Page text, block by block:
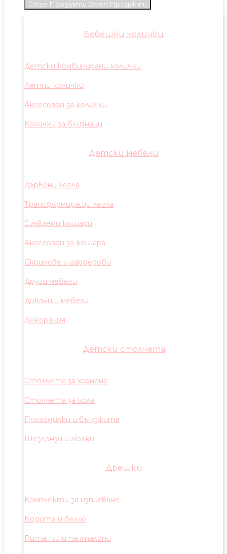
Close Продукти Open Продукти
Бебешки колички
Детски комбинирани колички
Летни колички
Аксесоари за колички
Колички за близнаци
Детски мебели
Дървени легла
Трансформиращи легла
Сгъваеми кошари
Аксесоари за кошара
Скринове и гардероби
Други мебели
Дивани и мебели
Декорация
Детски столчета
Столчета за хранене
Столчета за кола
Проходилки и бънджита
Шезлонзи и люлки
Дрешки
Комплекти за изписване
Бодита и бельо
Ританки и панталони